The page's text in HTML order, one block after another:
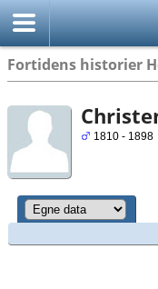
Fortidens historier
1810 - 1898